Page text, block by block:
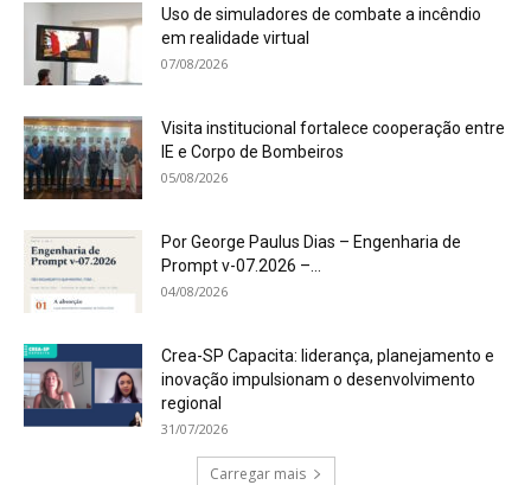
Uso de simuladores de combate a incêndio
em realidade virtual
07/08/2026
Visita institucional fortalece cooperação entre
IE e Corpo de Bombeiros
05/08/2026
Por George Paulus Dias – Engenharia de
Prompt v-07.2026 –...
04/08/2026
Crea-SP Capacita: liderança, planejamento e
inovação impulsionam o desenvolvimento
regional
31/07/2026
Carregar mais